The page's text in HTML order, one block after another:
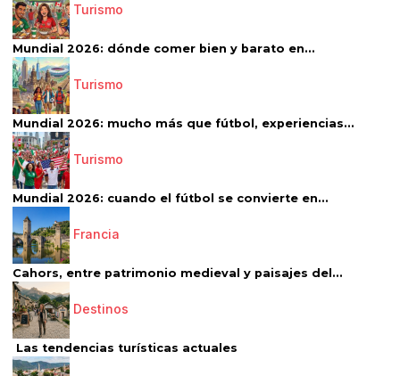
Turismo
Mundial 2026: dónde comer bien y barato en...
Turismo
Mundial 2026: mucho más que fútbol, experiencias...
Turismo
Mundial 2026: cuando el fútbol se convierte en...
Francia
Cahors, entre patrimonio medieval y paisajes del...
Destinos
Las tendencias turísticas actuales